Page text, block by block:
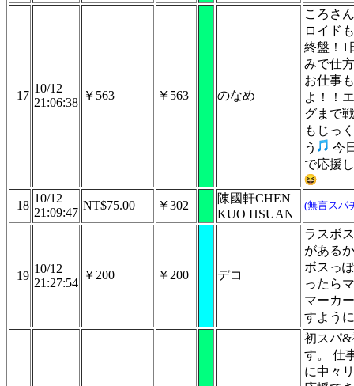
17
10/12
21:06:38
￥563 ￥563 のなめ
ころさ
ロイド
終盤！1
みで仕
お仕事
よ！！
グまで
もじっ
う
今
で応援
18
10/12
21:09:47
NT$75.00 ￥302
陳國軒CHEN
KUO HSUAN
(無言スパ
19
10/12
21:27:54
￥200 ￥200 デコ
ラスボ
がある
ボスっ
ったら
マーカ
すよう
初スパ
す。 仕
に中々